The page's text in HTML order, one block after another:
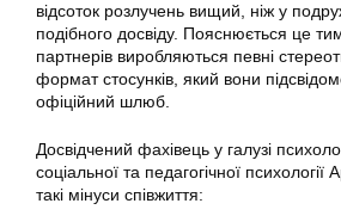
відсоток розлучень вищий, ніж у
подібного досвіду. Пояснюється це
партнерів виробляються певні
формат стосунків, який вони
офіційний шлюб.
Досвідчений фахівець у галузі
соціальної та педагогічної
такі мінуси співжиття: